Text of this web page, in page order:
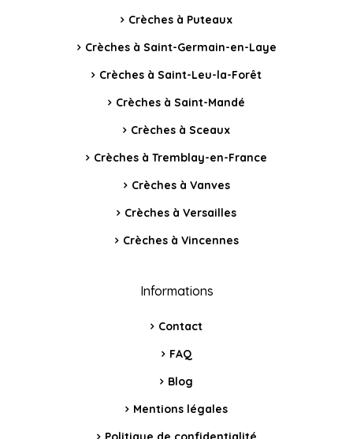
Crèches à Puteaux
Crèches à Saint-Germain-en-Laye
Crèches à Saint-Leu-la-Forêt
Crèches à Saint-Mandé
Crèches à Sceaux
Crèches à Tremblay-en-France
Crèches à Vanves
Crèches à Versailles
Crèches à Vincennes
Informations
Contact
FAQ
Blog
Mentions légales